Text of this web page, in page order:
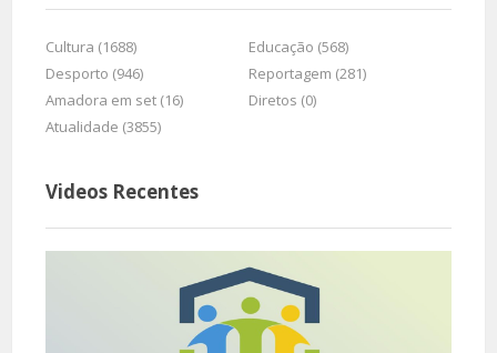
Cultura (1688)
Educação (568)
Desporto (946)
Reportagem (281)
Amadora em set (16)
Diretos (0)
Atualidade (3855)
Videos Recentes